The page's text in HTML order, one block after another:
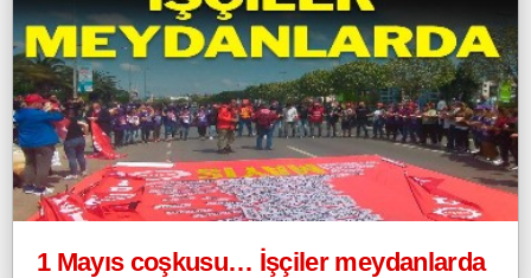
1 Mayıs coşkusu… İşçiler meydanlarda